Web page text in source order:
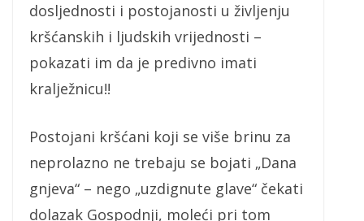
dosljednosti i postojanosti u življenju
kršćanskih i ljudskih vrijednosti –
pokazati im da je predivno imati
kralježnicu!!
Postojani kršćani koji se više brinu za
neprolazno ne trebaju se bojati „Dana
gnjeva“ – nego „uzdignute glave“ čekati
dolazak Gospodnji, moleći pri tom